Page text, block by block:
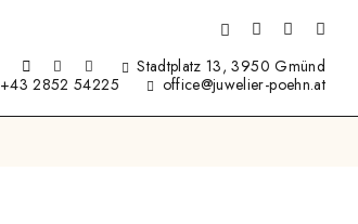
Stadtplatz 13, 3950 Gmünd
+43 2852 54225
office@juwelier-poehn.at